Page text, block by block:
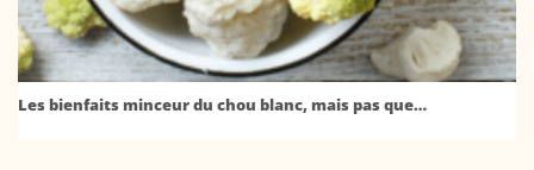
Les bienfaits minceur du chou blanc, mais pas que…